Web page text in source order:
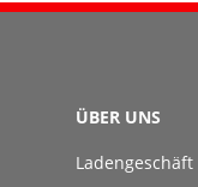
ÜBER UNS
Ladengeschäft